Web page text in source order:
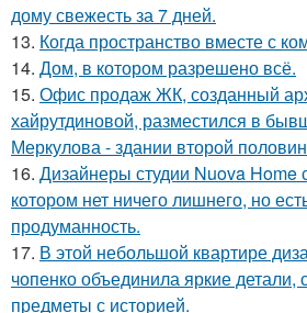
дому свежесть за 7 дней.
13. Когда пространство вместе с
14. Дом, в котором разрешено всё.
15. Офис продаж ЖК, созданный
хайрутдиновой, разместился в
Меркулова - здании второй
16. Дизайнеры студии Nuova Home
котором нет ничего лишнего, но
продуманность.
17. В этой небольшой квартире
чопенко объединила яркие
предметы с историей.